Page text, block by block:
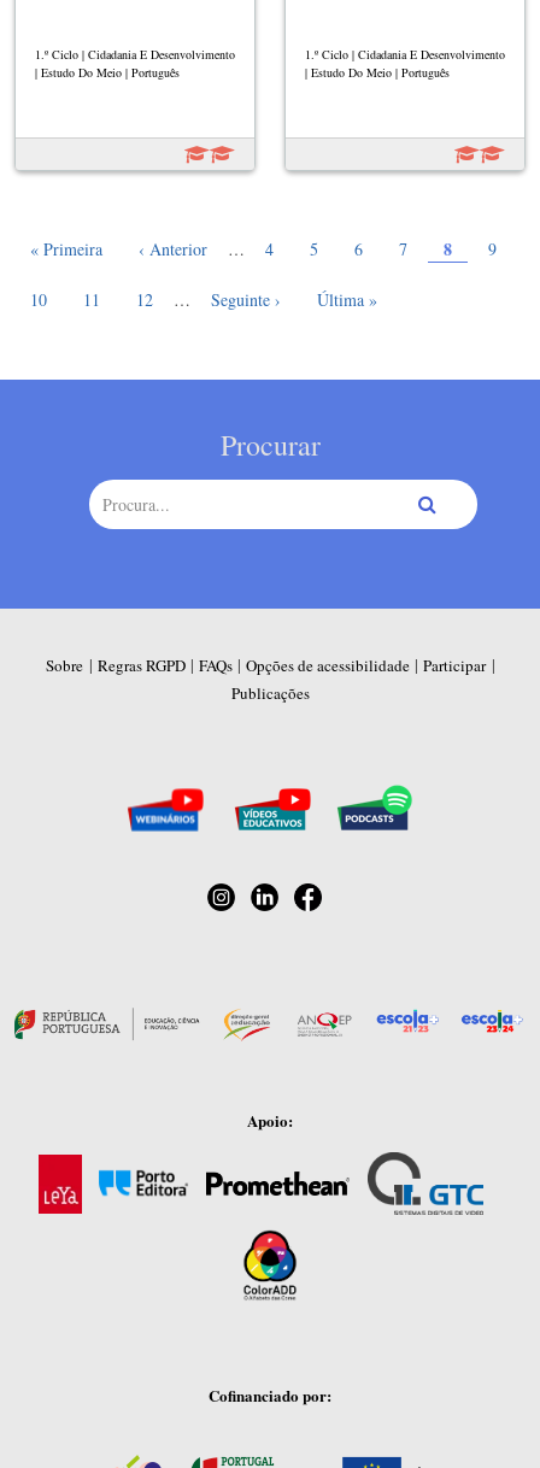
1.º Ciclo | Cidadania E Desenvolvimento
| Estudo Do Meio | Português
1.º Ciclo | Cidadania E Desenvolvimento
| Estudo Do Meio | Português
Primeira página
« Primeira Página anterior
‹ Anterior … Page
4 Page
5 Page
6 Page
7 8 Page
9
Page
10 Page
11 Page
12 … Próxima página
Seguinte › Última página
Última »
Procurar
Sobre | Regras RGPD| FAQs| Opções de acessibilidade| Participar|
Publicações
Apoio:
Cofinanciado por: